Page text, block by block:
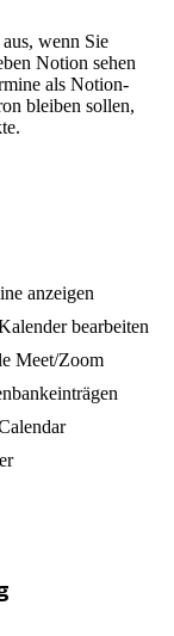
wenn Sie
Notion sehen
als Notion-
bleiben sollen,
anzeigen
bearbeiten
Meet/Zoom